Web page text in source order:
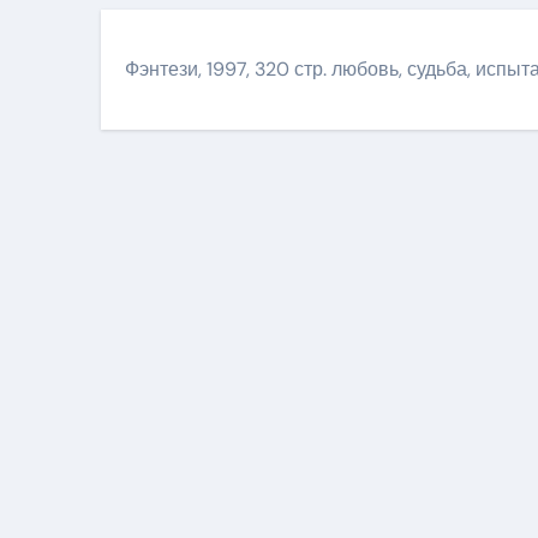
Фэнтези, 1997, 320 стр. любовь, судьба,